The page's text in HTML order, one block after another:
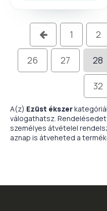
1 2
26 27 28
32
A(z) Ezüst ékszer
válogathatsz. Rendelésedet
személyes átvételel
aznap is átveheted a